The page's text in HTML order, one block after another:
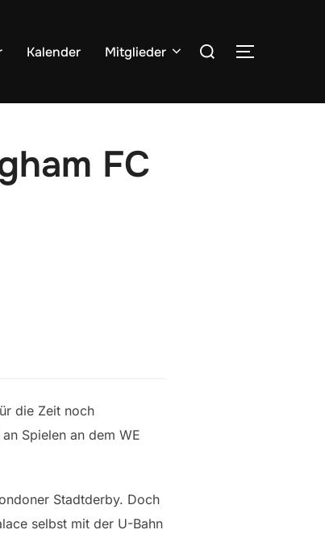
Kalender Mitglieder
Suchen
FC
die Zeit noch
Spielen an dem WE
Stadtderby. Doch
selbst mit der U-Bahn